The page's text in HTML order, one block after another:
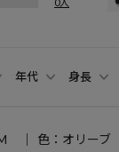
年代 身長
色：オリーブ